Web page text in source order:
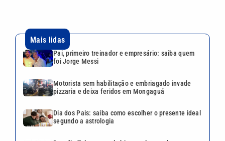
Mais lidas
Pai, primeiro treinador e empresário: saiba quem
foi Jorge Messi
Motorista sem habilitação e embriagado invade
pizzaria e deixa feridos em Mongaguá
Dia dos Pais: saiba como escolher o presente ideal
segundo a astrologia